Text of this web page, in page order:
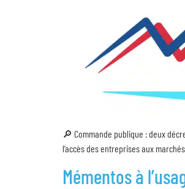
🔎 Commande publique : deux
l’accès des entreprises aux
Mémentos à